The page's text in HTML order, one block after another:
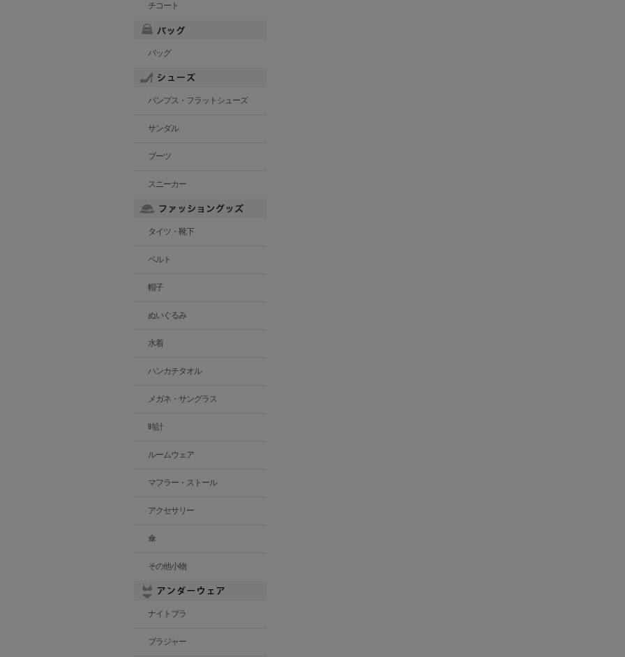
チコート
バッグ
パンプス・フラットシューズ
サンダル
ブーツ
スニーカー
タイツ・靴下
ベルト
帽子
ぬいぐるみ
水着
ハンカチタオル
メガネ・サングラス
時計
ルームウェア
マフラー・ストール
アクセサリー
傘
その他小物
ナイトブラ
ブラジャー